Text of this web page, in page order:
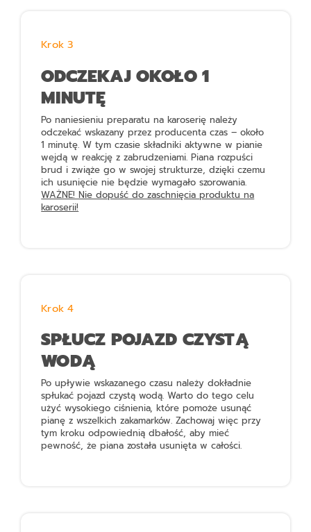
Krok 3
ODCZEKAJ OKOŁO 1
MINUTĘ
Po naniesieniu preparatu na karoserię należy
odczekać wskazany przez producenta czas – około
1 minutę. W tym czasie składniki aktywne w pianie
wejdą w reakcję z zabrudzeniami. Piana rozpuści
brud i zwiąże go w swojej strukturze, dzięki czemu
ich usunięcie nie będzie wymagało szorowania.
WAŻNE! Nie dopuść do zaschnięcia produktu na
karoserii!
Krok 4
SPŁUCZ POJAZD CZYSTĄ
WODĄ
Po upływie wskazanego czasu należy dokładnie
spłukać pojazd czystą wodą. Warto do tego celu
użyć wysokiego ciśnienia, które pomoże usunąć
pianę z wszelkich zakamarków. Zachowaj więc przy
tym kroku odpowiednią dbałość, aby mieć
pewność, że piana została usunięta w całości.